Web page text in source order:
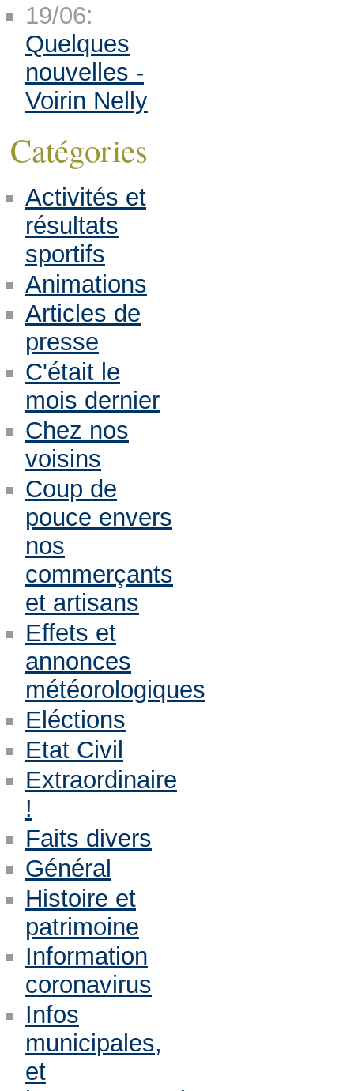
19/06:
Quelques
nouvelles -
Voirin Nelly
Catégories
Activités et
résultats
sportifs
Animations
Articles de
presse
C'était le
mois dernier
Chez nos
voisins
Coup de
pouce envers
nos
commerçants
et artisans
Effets et
annonces
météorologiques
Eléctions
Etat Civil
Extraordinaire
!
Faits divers
Général
Histoire et
patrimoine
Information
coronavirus
Infos
municipales,
et